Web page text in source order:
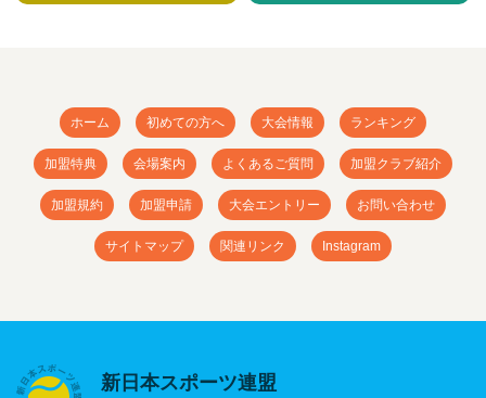
ホーム 初めての方へ 大会情報 ランキング
加盟特典 会場案内 よくあるご質問 加盟クラブ紹介
加盟規約 加盟申請 大会エントリー お問い合わせ
サイトマップ 関連リンク Instagram
新日本スポーツ連盟